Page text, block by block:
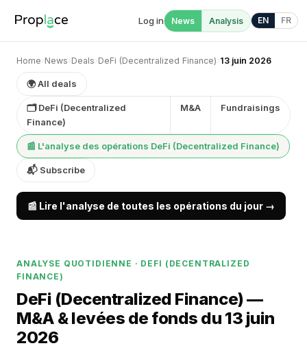
Log in News Analysis EN FR
Home› News› Deals› DeFi (Decentralized Finance)› 13 juin 2026
🌍 All deals
🗂 DeFi (Decentralized
Finance)
M&A Fundraisings
📰 L'analyse des opérations DeFi (Decentralized Finance)
📬 Subscribe
📰 Lire l'analyse de toutes les opérations du jour →
ANALYSE QUOTIDIENNE · DEFI (DECENTRALIZED
FINANCE)
DeFi (Decentralized Finance) —
M&A & levées de fonds du 13 juin
2026